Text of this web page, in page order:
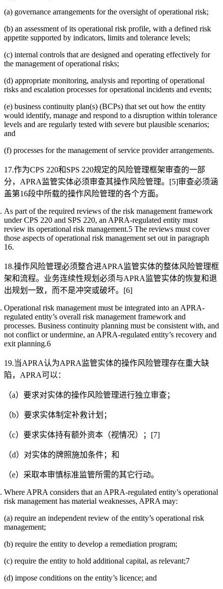
(a) governance arrangements for the oversight of operational risk;
(b) an assessment of its operational risk profile, with a defined risk
appetite supported by indicators, limits and tolerance levels;
(c) internal controls that are designed and operating effectively for
the management of operational risks;
(d) appropriate monitoring, analysis and reporting of operational
risks and escalation processes for operational incidents and events;
(e) business continuity plan(s) (BCPs) that set out how the entity
would identify, manage and respond to a disruption within tolerance
levels and are regularly tested with severe but plausible scenarios;
and
(f) processes for the management of service provider arrangements.
17.作为CPS 220和SPS 220规定的风险管理框架审查的一部
分，APRA监管实体必须审查其操作风险管理。[5]审查必须涵
盖第16段中所载的操作风险管理的各个方面。
As part of the required reviews of the risk management framework
under CPS 220 and SPS 220, an APRA-regulated entity must
review its operational risk management.5 The reviews must cover
those aspects of operational risk management set out in paragraph
16.
18.操作风险管理必须整合进APRA监管实体的整体风险管理框
架和流程。业务连续性规划必须与APRA监管实体的恢复和退
出规划一致，而不是冲突或破坏。[6]
Operational risk management must be integrated into an APRA-
regulated entity’s overall risk management framework and
processes. Business continuity planning must be consistent with, and
not conflict or undermine, an APRA-regulated entity’s recovery and
exit planning.6
19.当APRA认为APRA监管实体的操作风险管理存在重大缺
陷，APRA可以：
（a）要求对实体的操作风险管理进行独立审查；
（b）要求实体制定补救计划；
（c）要求实体持有额外资本（视情况）；[7]
（d）对实体的牌照施加条件；和
（e）采取本审慎标准监管所需的其它行动。
Where APRA considers that an APRA-regulated entity’s operational
risk management has material weaknesses, APRA may:
(a) require an independent review of the entity’s operational risk
management;
(b) require the entity to develop a remediation program;
(c) require the entity to hold additional capital, as relevant;7
(d) impose conditions on the entity’s licence; and